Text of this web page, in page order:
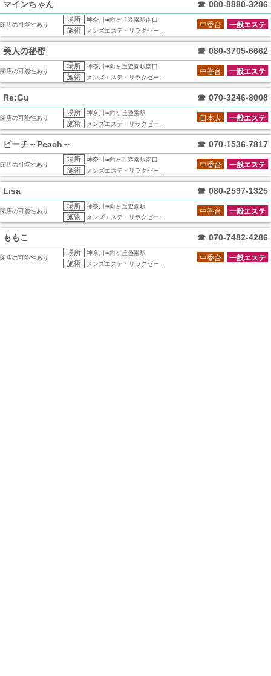
マインちゃん ☎ 080-8880-3286
閉店の可能性あり
場所 神奈川➠向ヶ丘遊園駅南口
施術 メンズエステ・リラクゼー..
一般エステ
中香台
美人の秘密 ☎ 080-3705-6662
閉店の可能性あり
場所 神奈川➠向ヶ丘遊園駅南口
施術 メンズエステ・リラクゼー..
一般エステ
中香台
Re:Gu ☎ 070-3246-8008
閉店の可能性あり
場所 神奈川➠向ヶ丘遊園駅
施術 メンズエステ・リラクゼー..
一般エステ
日本人
ピーチ～Peach～ ☎ 070-1536-7817
閉店の可能性あり
場所 神奈川➠向ヶ丘遊園駅南口
施術 メンズエステ・リラクゼー..
一般エステ
中香台
Lisa ☎ 080-2597-1325
閉店の可能性あり
場所 神奈川➠向ヶ丘遊園駅
施術 メンズエステ・リラクゼー..
一般エステ
中香台
ももこ ☎ 070-7482-4286
閉店の可能性あり
場所 神奈川➠向ヶ丘遊園駅
施術 メンズエステ・リラクゼー..
一般エステ
中香台